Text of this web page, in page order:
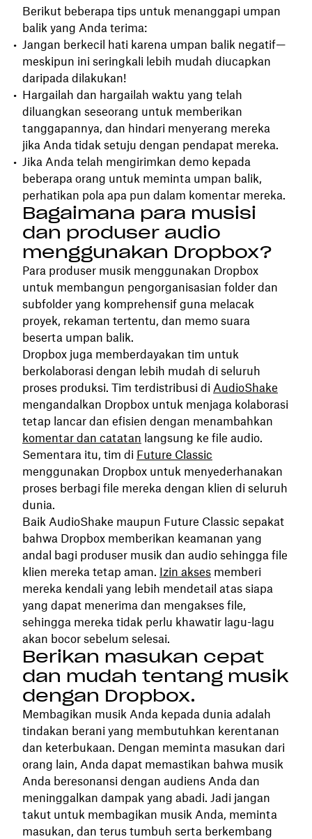
Berikut beberapa tips untuk menanggapi umpan
balik yang Anda terima:
Jangan berkecil hati karena umpan balik negatif—
meskipun ini seringkali lebih mudah diucapkan
daripada dilakukan!
Hargailah dan hargailah waktu yang telah
diluangkan seseorang untuk memberikan
tanggapannya, dan hindari menyerang mereka
jika Anda tidak setuju dengan pendapat mereka.
Jika Anda telah mengirimkan demo kepada
beberapa orang untuk meminta umpan balik,
perhatikan pola apa pun dalam komentar mereka.
Bagaimana para musisi
dan produser audio
menggunakan Dropbox?
Para produser musik menggunakan Dropbox
untuk membangun pengorganisasian folder dan
subfolder yang komprehensif guna melacak
proyek, rekaman tertentu, dan memo suara
beserta umpan balik.
Dropbox juga memberdayakan tim untuk
berkolaborasi dengan lebih mudah di seluruh
proses produksi. Tim terdistribusi di AudioShake
mengandalkan Dropbox untuk menjaga kolaborasi
tetap lancar dan efisien dengan menambahkan
komentar dan catatan langsung ke file audio.
Sementara itu, tim di Future Classic
menggunakan Dropbox untuk menyederhanakan
proses berbagi file mereka dengan klien di seluruh
dunia.
Baik AudioShake maupun Future Classic sepakat
bahwa Dropbox memberikan keamanan yang
andal bagi produser musik dan audio sehingga file
klien mereka tetap aman. Izin akses memberi
mereka kendali yang lebih mendetail atas siapa
yang dapat menerima dan mengakses file,
sehingga mereka tidak perlu khawatir lagu-lagu
akan bocor sebelum selesai.
Berikan masukan cepat
dan mudah tentang musik
dengan Dropbox.
Membagikan musik Anda kepada dunia adalah
tindakan berani yang membutuhkan kerentanan
dan keterbukaan. Dengan meminta masukan dari
orang lain, Anda dapat memastikan bahwa musik
Anda beresonansi dengan audiens Anda dan
meninggalkan dampak yang abadi. Jadi jangan
takut untuk membagikan musik Anda, meminta
masukan, dan terus tumbuh serta berkembang